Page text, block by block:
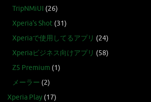
TripNMiUI (26)
Xperia's Shot (31)
Xperiaで使用してるアプリ (24)
Xperiaビジネス向けアプリ (58)
Z5 Premium (1)
メーラー (2)
Xperia Play (17)